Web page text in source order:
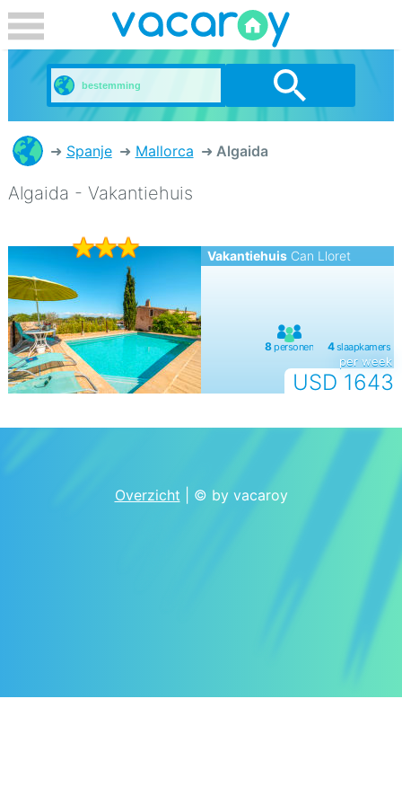
Spanje Mallorca Algaida
Algaida - Vakantiehuis
VakantiehuisCan Lloret
USD 1643
per week
Overzicht | © by vacaroy